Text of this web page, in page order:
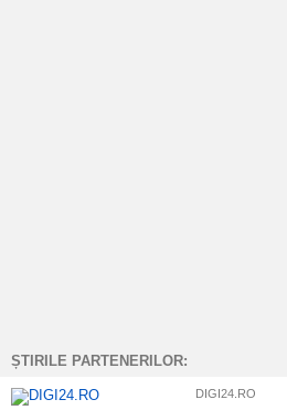
ȘTIRILE PARTENERILOR:
DIGI24.RO